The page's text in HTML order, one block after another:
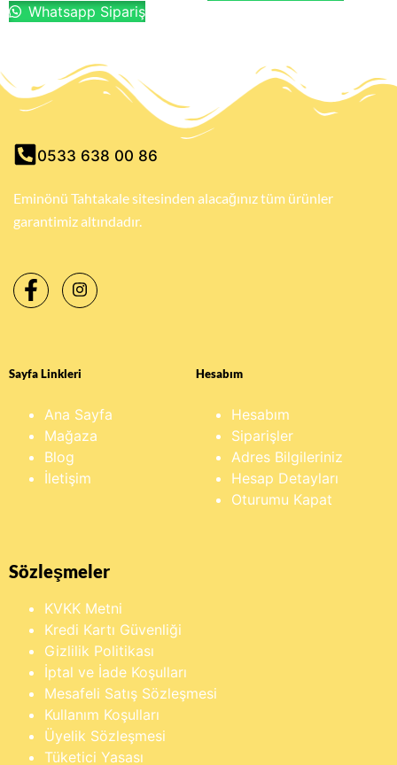
Whatsapp Sipariş
0533 638 00 86
Eminönü Tahtakale sitesinden alacağınız tüm ürünler
garantimiz altındadır.
Sayfa Linkleri
Ana Sayfa
Mağaza
Blog
İletişim
Hesabım
Hesabım
Siparişler
Adres Bilgileriniz
Hesap Detayları
Oturumu Kapat
Sözleşmeler
KVKK Metni
Kredi Kartı Güvenliği
Gizlilik Politikası
İptal ve İade Koşulları
Mesafeli Satış Sözleşmesi
Kullanım Koşulları
Üyelik Sözleşmesi
Tüketici Yasası